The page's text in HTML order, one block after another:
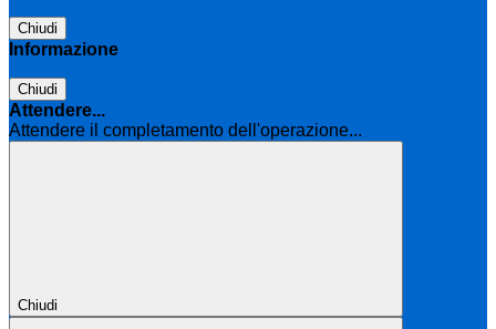
Chiudi
Informazione
Chiudi
Attendere...
Attendere il completamento dell'operazione...
Chiudi